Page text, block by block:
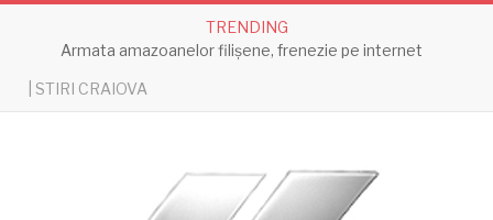
TRENDING
Armata amazoanelor filișene, frenezie pe internet
| STIRI CRAIOVA